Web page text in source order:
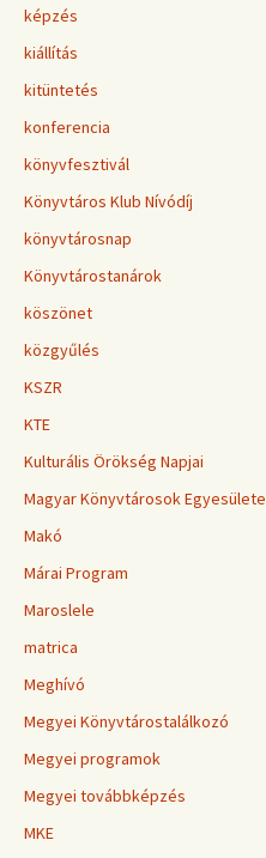
képzés
kiállítás
kitüntetés
konferencia
könyvfesztivál
Könyvtáros Klub Nívódíj
könyvtárosnap
Könyvtárostanárok
köszönet
közgyűlés
KSZR
KTE
Kulturális Örökség Napjai
Magyar Könyvtárosok Egyesülete
Makó
Márai Program
Maroslele
matrica
Meghívó
Megyei Könyvtárostalálkozó
Megyei programok
Megyei továbbképzés
MKE